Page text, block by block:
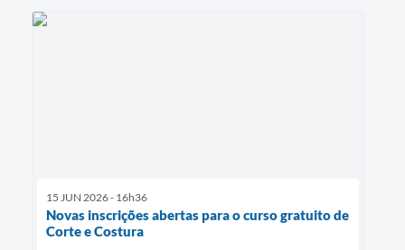
15 JUN 2026 - 16h36
Novas inscrições abertas para o curso gratuito de
Corte e Costura